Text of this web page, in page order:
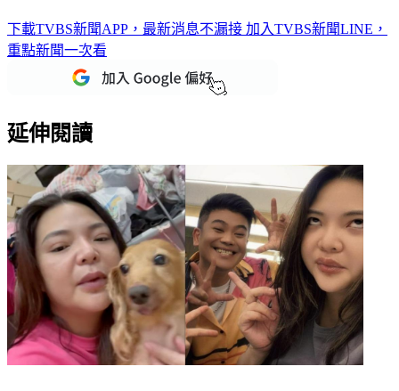
下載TVBS新聞APP，最新消息不漏接 加入TVBS新聞LINE，
重點新聞一次看
延伸閱讀